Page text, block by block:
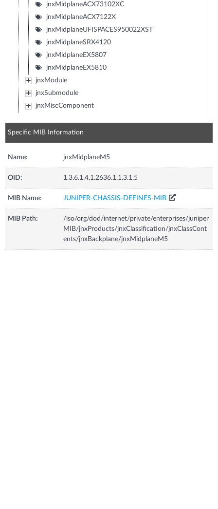
jnxMidplaneACX73102XC
jnxMidplaneACX7122X
jnxMidplaneUFISPACES950022XST
jnxMidplaneSRX4120
jnxMidplaneEX5807
jnxMidplaneEX5810
jnxModule
jnxSubmodule
jnxMiscComponent
Specific MIB Information
Name: jnxMidplaneM5
OID: 1.3.6.1.4.1.2636.1.1.3.1.5
MIB Name: JUNIPER-CHASSIS-DEFINES-MIB
MIB Path:
/iso/org/dod/internet/private/enterprises/juniper
MIB/jnxProducts/jnxClassification/jnxClassCont
ents/jnxBackplane/jnxMidplaneM5